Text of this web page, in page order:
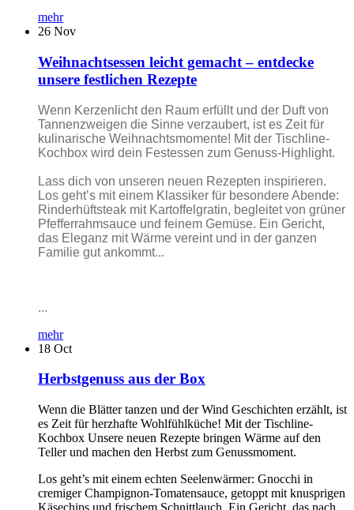
mehr
26 Nov
Weihnachtsessen leicht gemacht – entdecke
unsere festlichen Rezepte
Wenn Kerzenlicht den Raum erfüllt und der Duft von
Tannenzweigen die Sinne verzaubert, ist es Zeit für
kulinarische Weihnachtsmomente! Mit der Tischline-
Kochbox wird dein Festessen zum Genuss-Highlight.
Lass dich von unseren neuen Rezepten inspirieren.
Los geht’s mit einem Klassiker für besondere Abende:
Rinderhüftsteak mit Kartoffelgratin, begleitet von grüner
Pfefferrahmsauce und feinem Gemüse. Ein Gericht,
das Eleganz mit Wärme vereint und in der ganzen
Familie gut ankommt...
...
mehr
18 Oct
Herbstgenuss aus der Box
Wenn die Blätter tanzen und der Wind Geschichten erzählt, ist
es Zeit für herzhafte Wohlfühlküche! Mit der Tischline-
Kochbox Unsere neuen Rezepte bringen Wärme auf den
Teller und machen den Herbst zum Genussmoment.
Los geht’s mit einem echten Seelenwärmer: Gnocchi in
cremiger Champignon-Tomatensauce, getoppt mit knusprigen
Käsechips und frischem Schnittlauch. Ein Gericht, das nach